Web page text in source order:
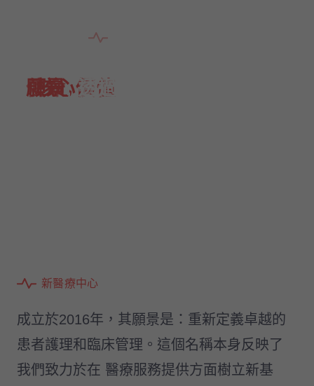
核心價值
願景, 透過建立一個便捷、頂
使命, 我們的使命是以無與倫
核心價值
願景, 透過建立一個便捷、頂
新醫療中心
成立於2016年，其願景是：重新定義卓越的
患者護理和臨床管理。這個名稱本身反映了
我們致力於在 醫療服務提供方面樹立新基